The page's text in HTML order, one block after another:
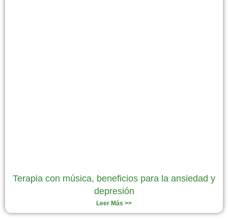
Terapia con música, beneficios para la ansiedad y
depresión
Leer Más >>